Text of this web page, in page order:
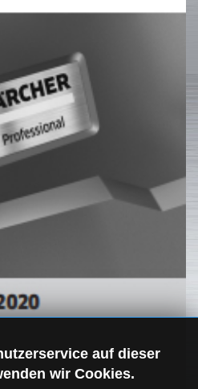
auf dieser
wir Cookies.